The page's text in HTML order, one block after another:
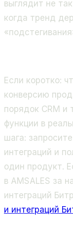
выглядит не
когда тренд
Если коротко:
конверсию
порядок CRM и
функции в
шага:
интеграций и
один продукт.
в AMSALES за
интеграций
и интеграций